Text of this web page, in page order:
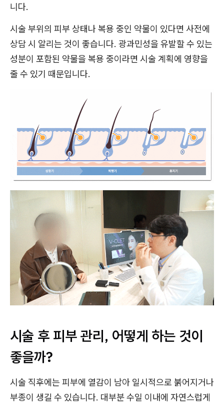
니다.
시술 부위의 피부 상태나 복용 중인 약물이 있다면 사전에
상담 시 알리는 것이 좋습니다. 광과민성을 유발할 수 있는
성분이 포함된 약물을 복용 중이라면 시술 계획에 영향을
줄 수 있기 때문입니다.
시술 후 피부 관리, 어떻게 하는 것이
좋을까?
시술 직후에는 피부에 열감이 남아 일시적으로 붉어지거나
부종이 생길 수 있습니다. 대부분 수일 이내에 자연스럽게